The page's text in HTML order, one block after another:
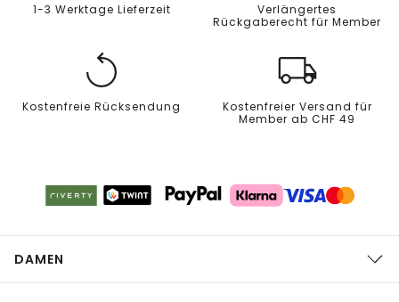
1-3 Werktage Lieferzeit
Verlängertes
Rückgaberecht für Member
Kostenfreie Rücksendung
Kostenfreier Versand für
Member ab CHF 49
DAMEN